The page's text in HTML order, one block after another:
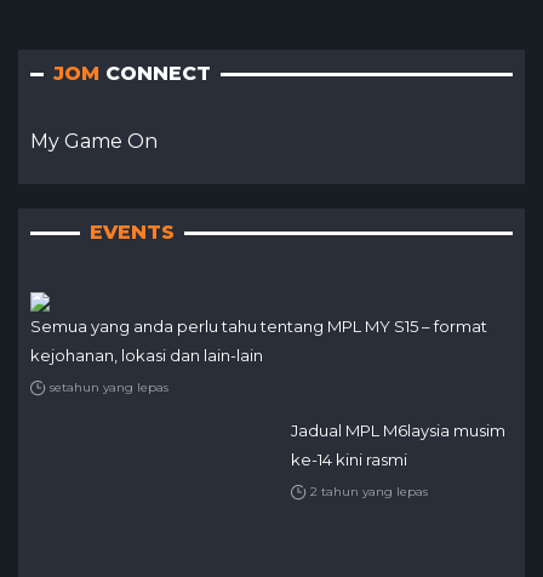
JOM CONNECT
My Game On
EVENTS
Semua yang anda perlu tahu tentang MPL MY S15 – format
kejohanan, lokasi dan lain-lain
setahun yang lepas
Jadual MPL M6laysia musim
ke-14 kini rasmi
2 tahun yang lepas